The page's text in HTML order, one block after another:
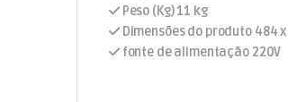
Peso (Kg) 11 kg
Dimensões do produto 484 x
fonte de alimentação 220V